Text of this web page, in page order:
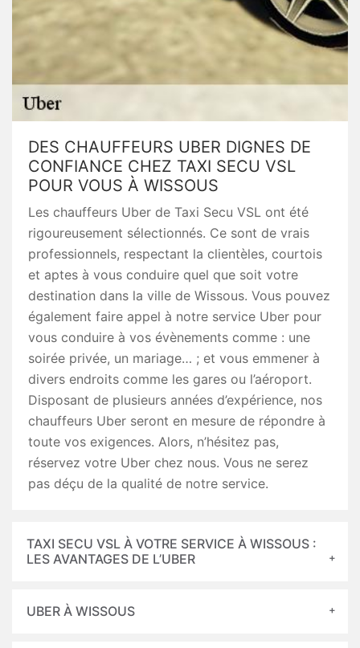
DES CHAUFFEURS UBER DIGNES DE
CONFIANCE CHEZ TAXI SECU VSL
POUR VOUS À WISSOUS
Les chauffeurs Uber de Taxi Secu VSL ont été
rigoureusement sélectionnés. Ce sont de vrais
professionnels, respectant la clientèles, courtois
et aptes à vous conduire quel que soit votre
destination dans la ville de Wissous. Vous pouvez
également faire appel à notre service Uber pour
vous conduire à vos évènements comme : une
soirée privée, un mariage… ; et vous emmener à
divers endroits comme les gares ou l’aéroport.
Disposant de plusieurs années d’expérience, nos
chauffeurs Uber seront en mesure de répondre à
toute vos exigences. Alors, n’hésitez pas,
réservez votre Uber chez nous. Vous ne serez
pas déçu de la qualité de notre service.
TAXI SECU VSL À VOTRE SERVICE À WISSOUS :
LES AVANTAGES DE L’UBER
UBER À WISSOUS